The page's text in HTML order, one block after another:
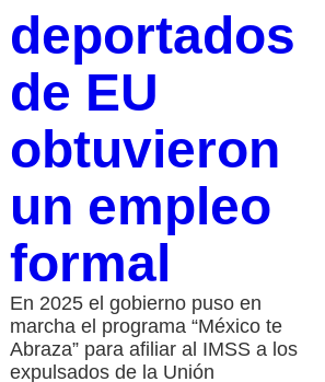
deportados
de EU
obtuvieron
un empleo
formal
En 2025 el gobierno puso en
marcha el programa “México te
Abraza” para afiliar al IMSS a los
expulsados de la Unión